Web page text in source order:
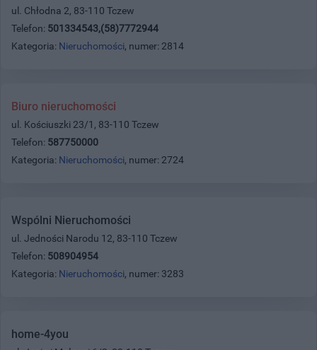
ul. Chłodna 2, 83-110 Tczew
Telefon: 501334543,(58)7772944
Kategoria: Nieruchomości, numer: 2814
Biuro nieruchomości
ul. Kościuszki 23/1, 83-110 Tczew
Telefon: 587750000
Kategoria: Nieruchomości, numer: 2724
Wspólni Nieruchomości
ul. Jedności Narodu 12, 83-110 Tczew
Telefon: 508904954
Kategoria: Nieruchomości, numer: 3283
home-4you